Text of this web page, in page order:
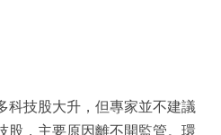
科技股大升，但專家並不建議
股，主要原因離不開監管。環